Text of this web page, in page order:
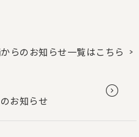
らのお知らせ一覧はこちら
お知らせ